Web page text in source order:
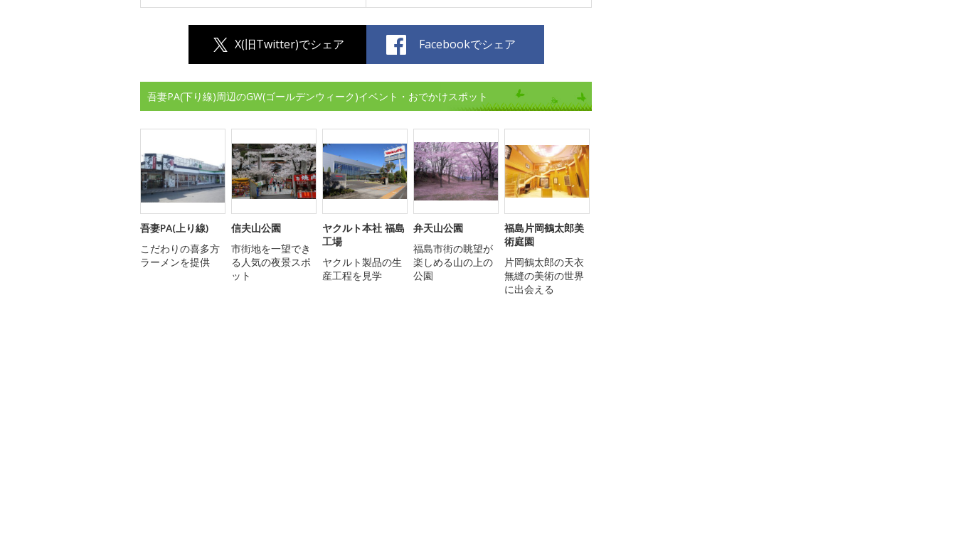
X(旧Twitter)でシェア Facebookでシェア
吾妻PA(下り線)周辺のGW(ゴールデンウィーク)イベント・おでかけスポット
吾妻PA(上り線)
こだわりの喜多方
ラーメンを提供
信夫山公園
市街地を一望でき
る人気の夜景スポ
ット
ヤクルト本社 福島
工場
ヤクルト製品の生
産工程を見学
弁天山公園
福島市街の眺望が
楽しめる山の上の
公園
福島片岡鶴太郎美
術庭園
片岡鶴太郎の天衣
無縫の美術の世界
に出会える